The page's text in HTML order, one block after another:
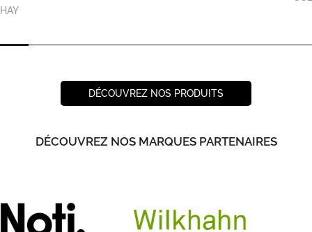
HAY
DÉCOUVREZ NOS PRODUITS
DÉCOUVREZ NOS MARQUES PARTENAIRES